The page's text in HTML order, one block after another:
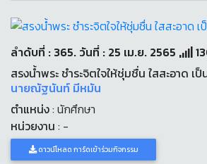
ลำดับที่ : 365. วันที่ : 25 เม.ย. 2565
สรงน้ำพระ ชำระจิตใจให้ชุ่มชื่น ใสสะอาด เ
นายณัฐนันท์ มีหมัน
ตำแหน่ง: นักศึกษา
หน่วยงาน : -
ดาวน์โหลด การ์ดเข้าร่วมกิจกรรม